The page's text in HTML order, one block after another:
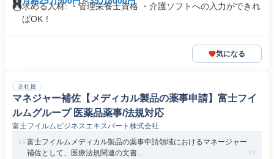
求める人材: ・管理栄養士資格 ・介護ソフトへの入力ができれ
ばOK！
気になる
正社員
マネジャー補佐【メディカル製品の薬事申請】富士フイ
ルムグループ 医薬品薬事/法規対応
富士フイルムビジネスエキスパート株式会社
富士フイルムメディカル製品の薬事申請領域におけるマネージャー
補佐として、医療法規関連の文書...